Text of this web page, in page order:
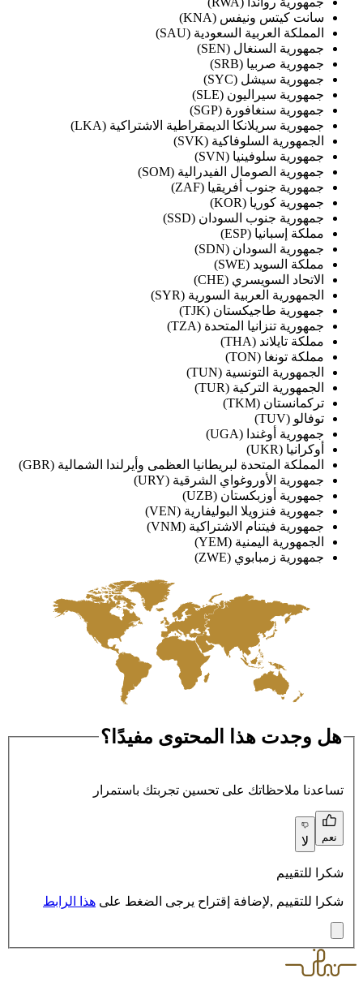
سانت كيتس ونيفس (KNA)
المملكة العربية السعودية (SAU)
جمهورية السنغال (SEN)
جمهورية صربيا (SRB)
جمهورية سيشل (SYC)
جمهورية سيراليون (SLE)
جمهورية سنغافورة (SGP)
جمهورية سريلانكا الديمقراطية الاشتراكية (LKA)
الجمهورية السلوفاكية (SVK)
جمهورية سلوفينيا (SVN)
جمهورية الصومال الفيدرالية (SOM)
جمهورية جنوب أفريقيا (ZAF)
جمهورية كوريا (KOR)
جمهورية جنوب السودان (SSD)
مملكة إسبانيا (ESP)
جمهورية السودان (SDN)
مملكة السويد (SWE)
الاتحاد السويسري (CHE)
الجمهورية العربية السورية (SYR)
جمهورية طاجيكستان (TJK)
جمهورية تنزانيا المتحدة (TZA)
مملكة تايلاند (THA)
مملكة تونغا (TON)
الجمهورية التونسية (TUN)
الجمهورية التركية (TUR)
تركمانستان (TKM)
توفالو (TUV)
جمهورية أوغندا (UGA)
أوكرانيا (UKR)
المملكة المتحدة لبريطانيا العظمى وأيرلندا الشمالية (GBR)
جمهورية الأوروغواي الشرقية (URY)
جمهورية أوزبكستان (UZB)
جمهورية فنزويلا البوليفارية (VEN)
جمهورية فيتنام الاشتراكية (VNM)
الجمهورية اليمنية (YEM)
جمهورية زمبابوي (ZWE)
هل وجدت هذا المحتوى مفيدًا؟
تساعدنا ملاحظاتك على تحسين تجربتك باستمرار
نعم لا
شكرا للتقييم
شكرا للتقييم ,لإضافة إقتراح يرجى الضغط على هذا الرابط